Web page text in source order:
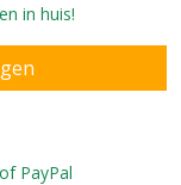
in huis!
PayPal